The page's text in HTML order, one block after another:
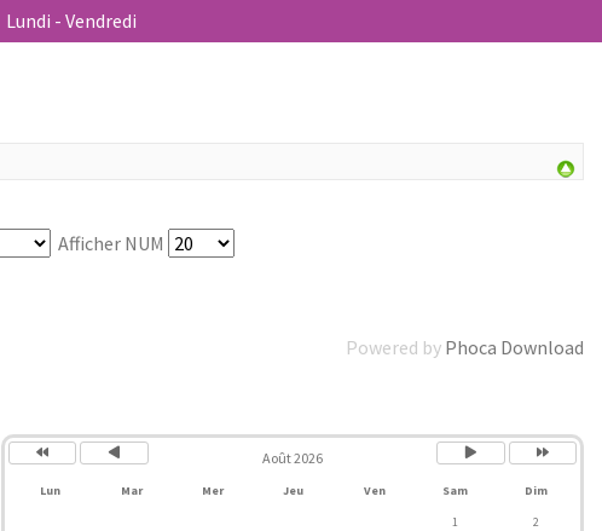
Lundi - Vendredi
Afficher NUM
Powered by Phoca Download
précédenteprécédent
suivante
suivant
Août 2026
Lun Mar Mer Jeu Ven Sam
Dim
1
2